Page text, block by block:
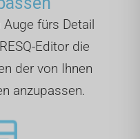
fürs Detail
Editor die
der von Ihnen
anzupassen.